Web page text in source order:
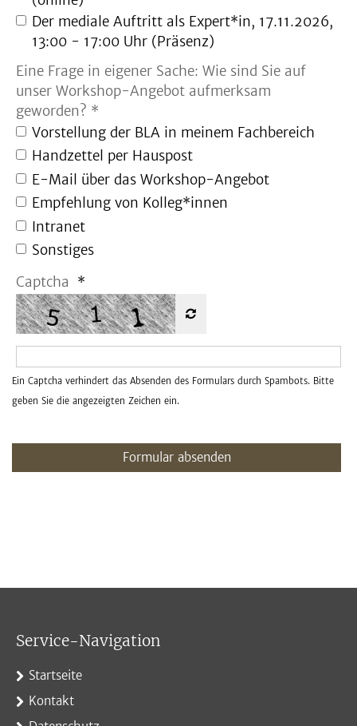
Der mediale Auftritt als Expert*in, 17.11.2026,
13:00 - 17:00 Uhr (Präsenz)
Eine Frage in eigener Sache: Wie sind Sie auf
unser Workshop-Angebot aufmerksam
geworden? *
Vorstellung der BLA in meinem Fachbereich
Handzettel per Hauspost
E-Mail über das Workshop-Angebot
Empfehlung von Kolleg*innen
Intranet
Sonstiges
Captcha *
Ein Captcha verhindert das Absenden des Formulars durch Spambots. Bitte
geben Sie die angezeigten Zeichen ein.
Formular absenden
Service-Navigation
Startseite
Kontakt